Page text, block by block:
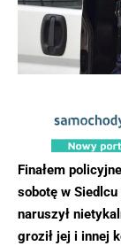
Finałem
sobotę w
naruszył
groził jej i innej